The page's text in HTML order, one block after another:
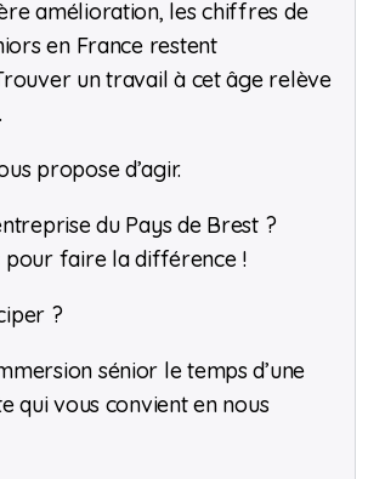
amélioration, les chiffres de
en France restent
un travail à cet âge relève
propose d’agir.
du Pays de Brest ?
pour faire la différence !
?
sénior le temps d’une
qui vous convient en nous